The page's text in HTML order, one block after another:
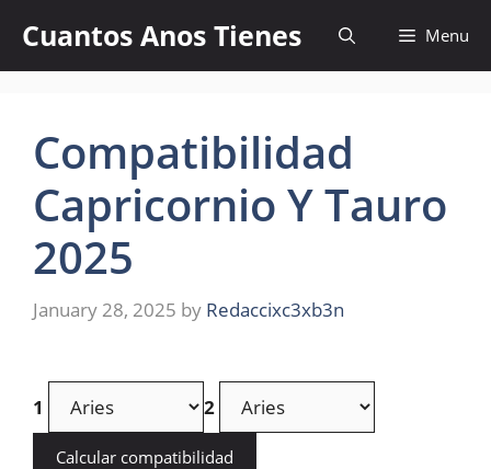
content
Cuantos Anos Tienes Menu
Compatibilidad
Capricornio Y Tauro
2025
January 28, 2025 by Redaccixc3xb3n
1 2
Calcular compatibilidad